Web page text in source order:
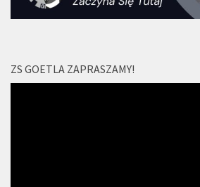
ZS GOETLA ZAPRASZAMY!